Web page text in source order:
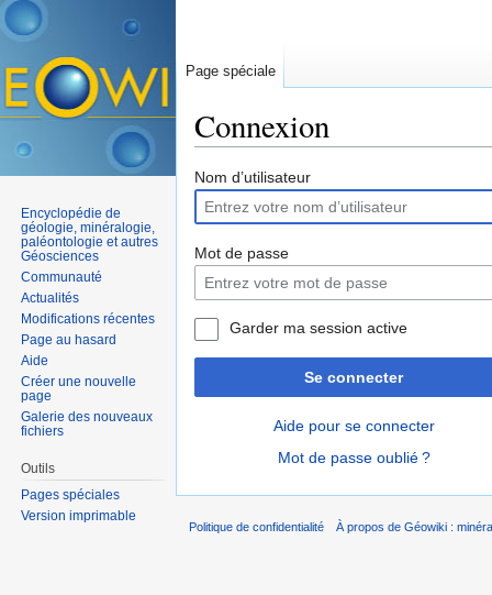
Connexion
Nom d’utilisateur
Mot de passe
Garder ma session active
Se connecter
Aide pour se connecter
Mot de passe oublié ?
Page spéciale
Encyclopédie de
géologie, minéralogie,
paléontologie et autres
Géosciences
Communauté
Actualités
Modifications récentes
Page au hasard
Aide
Créer une nouvelle
page
Galerie des nouveaux
fichiers
Outils
Pages spéciales
Version imprimable
Politique de confidentialité À propos de Géowiki :